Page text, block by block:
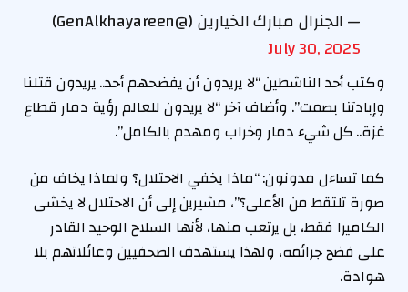
— الجنرال مبارك الخيارين (@GenAlkhayareen)
July 30, 2025
وكتب أحد الناشطين “لا يريدون أن يفضحهم أحد.. يريدون قتلنا
وإبادتنا بصمت”. وأضاف آخر “لا يريدون للعالم رؤية دمار قطاع
غزة.. كل شيء دمار وخراب ومهدم بالكامل”.
كما تساءل مدونون: “ماذا يخفي الاحتلال؟ ولماذا يخاف من
صورة تلتقط من الأعلى؟”، مشيرين إلى أن الاحتلال لا يخشى
الكاميرا فقط، بل يرتعب منها، لأنها السلاح الوحيد القادر
على فضح جرائمه، ولهذا يستهدف الصحفيين وعائلاتهم بلا
هوادة.